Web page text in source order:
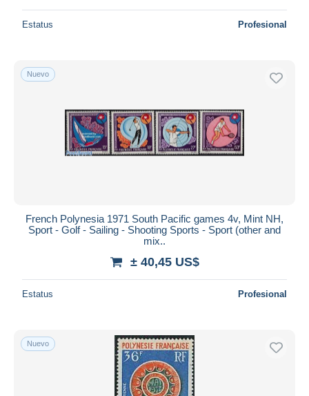
Estatus Profesional
Nuevo
French Polynesia 1971 South Pacific games 4v, Mint NH,
Sport - Golf - Sailing - Shooting Sports - Sport (other and
mix..
± 40,45 US$
Estatus Profesional
Nuevo